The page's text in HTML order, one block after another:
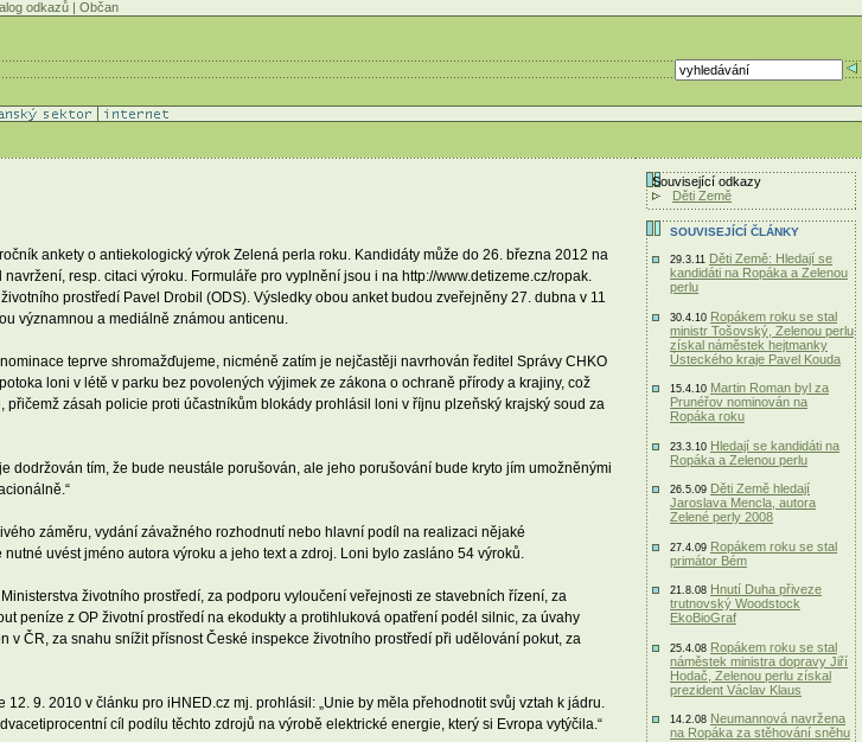
odkazů | Občan
ankety o antiekologický výrok Zelená perla roku. Kandidáty může do 26. března 2012 na
resp. citaci výroku. Formuláře pro vyplnění jsou i na http://www.detizeme.cz/ropak.
prostředí Pavel Drobil (ODS). Výsledky obou anket budou zveřejněny 27. dubna v 11
významnou a mediálně známou anticenu.
teprve shromažďujeme, nicméně zatím je nejčastěji navrhován ředitel Správy CHKO
loni v létě v parku bez povolených výjimek ze zákona o ochraně přírody a krajiny, což
zásah policie proti účastníkům blokády prohlásil loni v říjnu plzeňský krajský soud za
dodržován tím, že bude neustále porušován, ale jeho porušování bude kryto jím umožněnými
záměru, vydání závažného rozhodnutí nebo hlavní podíl na realizaci nějaké
uvést jméno autora výroku a jeho text a zdroj. Loni bylo zasláno 54 výroků.
životního prostředí, za podporu vyloučení veřejnosti ze stavebních řízení, za
peníze z OP životní prostředí na ekodukty a protihluková opatření podél silnic, za úvahy
ČR, za snahu snížit přísnost České inspekce životního prostředí při udělování pokut, za
9. 2010 v článku pro iHNED.cz mj. prohlásil: „Unie by měla přehodnotit svůj vztah k jádru.
cíl podílu těchto zdrojů na výrobě elektrické energie, který si Evropa vytýčila.“
Související odkazy
Děti Země
SOUVISEJÍCÍ ČLÁNKY
29.3.11 Děti Země: Hledají se
kandidáti na Ropáka a Zelenou
perlu
30.4.10 Ropákem roku se stal
ministr Tošovský, Zelenou perlu
získal náměstek hejtmanky
Ústeckého kraje Pavel Kouda
15.4.10 Martin Roman byl za
Prunéřov nominován na
Ropáka roku
23.3.10 Hledají se kandidáti na
Ropáka a Zelenou perlu
26.5.09 Děti Země hledají
Jaroslava Mencla, autora
Zelené perly 2008
27.4.09 Ropákem roku se stal
primátor Bém
21.8.08 Hnutí Duha přiveze
trutnovský Woodstock
EkoBioGraf
25.4.08 Ropákem roku se stal
náměstek ministra dopravy Jiří
Hodač, Zelenou perlu získal
prezident Václav Klaus
14.2.08 Neumannová navržena
na Ropáka za stěhování sněhu